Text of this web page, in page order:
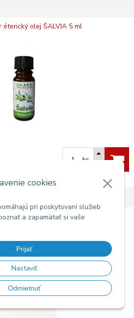
cookies
pri poskytovaní služieb
a zapamätať si vaše
Prijať
Nastaviť
Odmietnuť
olej ŠALVIA 5 ml
ks.
2ks (dod. 24 hod)
olej MATERINA DÚŠKA (5 ml)